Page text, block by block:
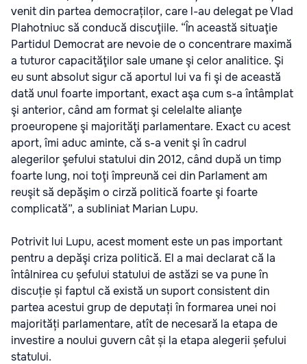
venit din partea democraților, care l-au delegat pe Vlad
Plahotniuc să conducă discuţiile. “În această situaţie
Partidul Democrat are nevoie de o concentrare maximă
a tuturor capacităţilor sale umane şi celor analitice. Şi
eu sunt absolut sigur că aportul lui va fi şi de această
dată unul foarte important, exact aşa cum s-a întâmplat
şi anterior, când am format şi celelalte alianţe
proeuropene şi majorităţi parlamentare. Exact cu acest
aport, îmi aduc aminte, că s-a venit şi în cadrul
alegerilor şefului statului din 2012, când după un timp
foarte lung, noi toţi împreună cei din Parlament am
reuşit să depăşim o cirză politică foarte şi foarte
complicată”, a subliniat Marian Lupu.
Potrivit lui Lupu, acest moment este un pas important
pentru a depăşi criza politică. El a mai declarat că la
întâlnirea cu șefului statului de astăzi se va pune în
discuție și faptul că există un suport consistent din
partea acestui grup de deputați în formarea unei noi
majorități parlamentare, atît de necesară la etapa de
investire a noului guvern cât și la etapa alegerii șefului
statului.